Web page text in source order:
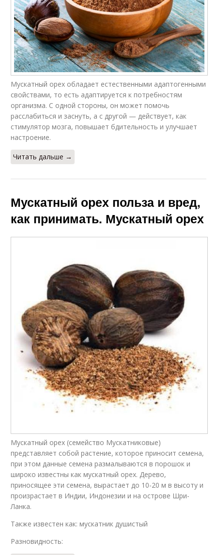
Мускатный орех обладает естественными адаптогенными
свойствами, то есть адаптируется к потребностям
организма. С одной стороны, он может помочь
расслабиться и заснуть, а с другой — действует, как
стимулятор мозга, повышает бдительность и улучшает
настроение.
Читать дальше →
Мускатный орех польза и вред,
как принимать. Мускатный орех
Мускатный орех (семейство Мускатниковые)
представляет собой растение, которое приносит семена,
при этом данные семена размалываются в порошок и
широко известны как мускатный орех. Дерево,
приносящее эти семена, вырастает до 10-20 м в высоту и
произрастает в Индии, Индонезии и на острове Шри-
Ланка.
Также известен как: мускатник душистый
Разновидность: